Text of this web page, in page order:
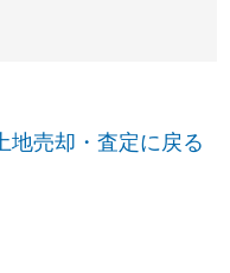
地売却・査定に戻る